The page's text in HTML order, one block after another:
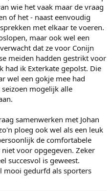
wie het vaak maar de vraag
of het - naast eenvoudig
met elkaar te voeren.
maar ook wel een
dat ze voor Conijn
meiden hadden gestrikt voor
had ik Exterkate gepolst. Die
wel een gokje mee had
mogelijk alle
samenwerken met Johan
ploeg ook wel als een leuk
de comfortabele
voor opgegeven. Zeker
succesvol is geweest.
mooi gedurfd als sporters